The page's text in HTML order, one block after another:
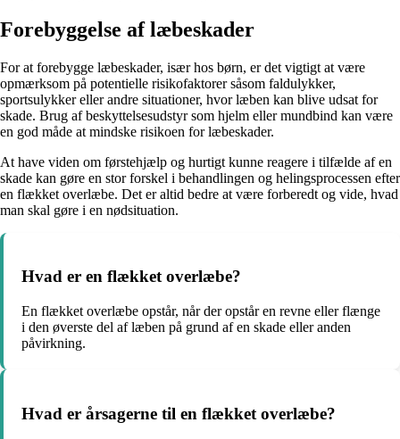
Forebyggelse af læbeskader
For at forebygge læbeskader, især hos børn, er det vigtigt at være
opmærksom på potentielle risikofaktorer såsom faldulykker,
sportsulykker eller andre situationer, hvor læben kan blive udsat for
skade. Brug af beskyttelsesudstyr som hjelm eller mundbind kan være
en god måde at mindske risikoen for læbeskader.
At have viden om førstehjælp og hurtigt kunne reagere i tilfælde af en
skade kan gøre en stor forskel i behandlingen og helingsprocessen efter
en flækket overlæbe. Det er altid bedre at være forberedt og vide, hvad
man skal gøre i en nødsituation.
Hvad er en flækket overlæbe?
En flækket overlæbe opstår, når der opstår en revne eller flænge
i den øverste del af læben på grund af en skade eller anden
påvirkning.
Hvad er årsagerne til en flækket overlæbe?